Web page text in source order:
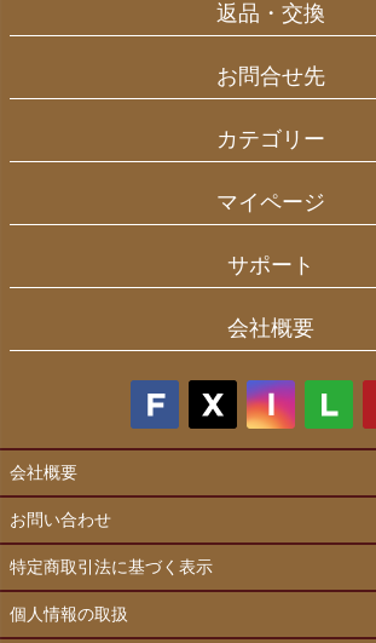
返品・交換
お問合せ先
カテゴリー
マイページ
サポート
会社概要
会社概要
お問い合わせ
特定商取引法に基づく表示
個人情報の取扱